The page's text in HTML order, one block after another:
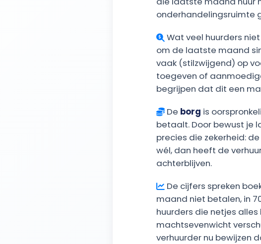
onderhandelingsruimte
Wat veel huurders
om de laatste maand
vaak (stilzwijgend) op
toegeven of
begrijpen dat dit een
De borg is
betaalt. Door bewust je
precies die zekerheid:
wél, dan heeft de
achterblijven.
De cijfers spreken
maand niet betalen, in
huurders die netjes
machtsevenwicht
verhuurder nu bewijzen